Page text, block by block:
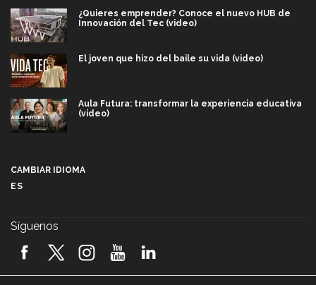
¿Quieres emprender? Conoce el nuevo HUB de
Innovación del Tec (video)
El joven que hizo del baile su vida (video)
Aula Futura: transformar la experiencia educativa
(video)
2026! (video)
CAMBIAR IDIOMA
ES
Síguenos